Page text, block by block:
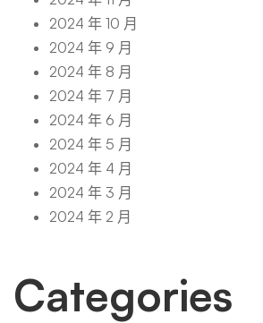
2024 年 10 月
2024 年 9 月
2024 年 8 月
2024 年 7 月
2024 年 6 月
2024 年 5 月
2024 年 4 月
2024 年 3 月
2024 年 2 月
Categories